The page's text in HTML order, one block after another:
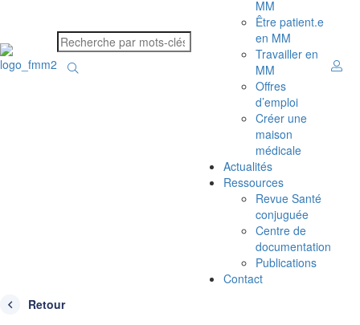
MM
Être patient.e
en MM
Travailler en
MM
Offres
d’emploi
Créer une
maison
médicale
Actualités
Ressources
Revue Santé
conjuguée
Centre de
documentation
Publications
Contact
Retour